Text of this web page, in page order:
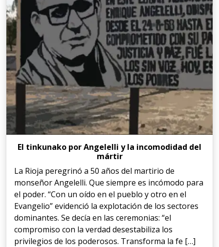
El tinkunako por Angelelli y la incomodidad del
mártir
La Rioja peregrinó a 50 años del martirio de
monseñor Angelelli. Que siempre es incómodo para
el poder. “Con un oído en el pueblo y otro en el
Evangelio” evidenció la explotación de los sectores
dominantes. Se decía en las ceremonias: “el
compromiso con la verdad desestabiliza los
privilegios de los poderosos. Transforma la fe […]